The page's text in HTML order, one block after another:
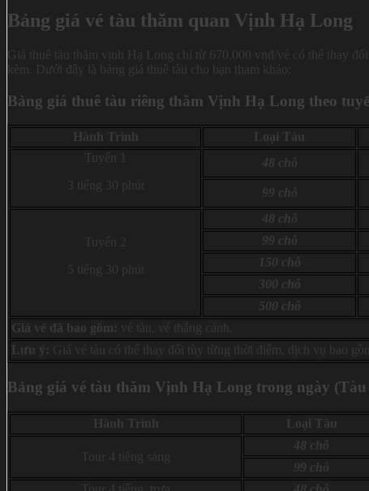
Bảng giá vé tàu thăm quan Vịnh Hạ Long
Giá thuê tàu thăm vịnh Hạ Long chỉ từ 670.000 vnđ/vé có thể thay
kèm. Dưới đây là bảng giá thuê tàu cho bạn tham khảo:
Bảng giá thuê tàu riêng thăm Vịnh Hạ Long theo
Hành Trình Loại Tàu
Tuyến 1
3 tiếng 30 phút
48 chỗ
99 chỗ
Tuyến 2
5 tiếng 30 phút
48 chỗ
99 chỗ
150 chỗ
300 chỗ
500 chỗ
Giá vé đã bao gồm: vé tàu, vé thắng cảnh.
Lưu ý: Giá vé tàu có thể thay đổi tùy từng thời điểm, dịch vụ bao
Bảng giá vé tàu thăm Vịnh Hạ Long trong ngày (Tàu
Hành Trình Loại Tàu
Tour 4 tiếng sáng
48 chỗ
99 chỗ